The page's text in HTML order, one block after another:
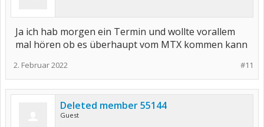
Ja ich hab morgen ein Termin und wollte vorallem
mal hören ob es überhaupt vom MTX kommen kann
#11
2. Februar 2022
Deleted member 55144
Guest